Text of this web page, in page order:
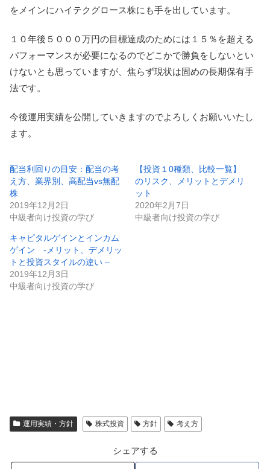
をメインにハイテクグロース株にも手を出しています。
１０年後５０００万円の目標達成のためには１５％を超える
パフォーマンスが必要になるのでどこかで勝負をしないとい
けないとも思っていますが、焦らず現状は固めの長期保有手
法です。
今後運用実績を公開していきますのでよろしくお願いいたし
ます。
配当利回りの目安：配当の考
え方、業界別、高配当vs無配
株
2019年12月2日
中級者向け投資の学び
【投資１0種類、比較一覧】
のリスク、メリットとデメリ
ット
2020年2月7日
中級者向け投資の学び
キャピタルゲインとインカム
ゲイン -メリット、デメリッ
トと投資スタイルの違い –
2019年12月3日
中級者向け投資の学び
運用実績・方針 株式投資 方針 考え方
シェアする